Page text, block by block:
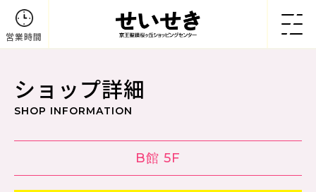
営業時間
ショップ詳細
SHOP INFORMATION
B館 5F